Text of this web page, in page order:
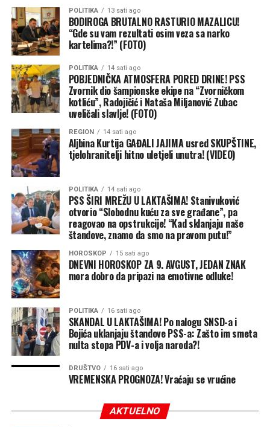
POLITIKA 13 sati ago
BODIROGA BRUTALNO RASTURIO MAZALICU!
“Gde su vam rezultati osim veza sa narko
kartelima?!” (FOTO)
POLITIKA 14 sati ago
POBJEDNIČKA ATMOSFERA PORED DRINE! PSS
Zvornik dio šampionske ekipe na “Zvorničkom
kotliću”, Radojičić i Nataša Miljanović Zubac
uveličali slavlje! (FOTO)
REGION 14 sati ago
Aljbina Kurtija GAĐALI JAJIMA usred SKUPŠTINE,
tjelohranitelji hitno uletjeli unutra! (VIDEO)
POLITIKA 14 sati ago
PSS ŠIRI MREŽU U LAKTAŠIMA! Stanivuković
otvorio “Slobodnu kuću za sve građane”, pa
reagovao na opstrukcije! “Kad sklanjaju naše
štandove, znamo da smo na pravom putu!”
HOROSKOP 15 sati ago
DNEVNI HOROSKOP ZA 9. AVGUST, JEDAN ZNAK
mora dobro da pripazi na emotivne odluke!
POLITIKA 16 sati ago
SKANDAL U LAKTAŠIMA! Po nalogu SNSD-a i
Bojića uklanjaju štandove PSS-a: Zašto im smeta
nulta stopa PDV-a i volja naroda?!
DRUŠTVO 16 sati ago
VREMENSKA PROGNOZA! Vraćaju se vrućine
AKTUELNO